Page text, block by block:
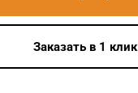
Заказать в 1 клик